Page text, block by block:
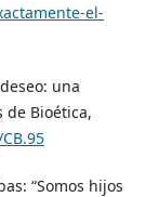
el-
una
de Bioética,
“Somos hijos